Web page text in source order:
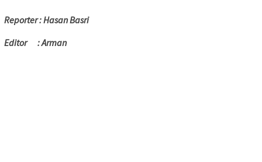
Reporter : Hasan Basri
Editor : Arman